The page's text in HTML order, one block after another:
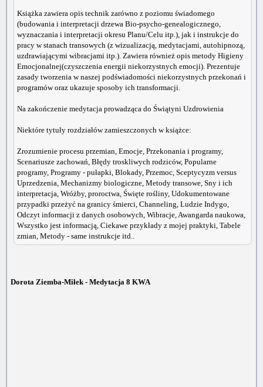
Książka zawiera opis technik zarówno z poziomu świadomego
(budowania i interpretacji drzewa Bio-psycho-genealogicznego,
wyznaczania i interpretacji okresu Planu/Celu itp.), jak i instrukcje do
pracy w stanach transowych (z wizualizacją, medytacjami, autohipnozą,
uzdrawiającymi wibracjami itp.). Zawiera również opis metody Higieny
Emocjonalnej(czyszczenia energii niekorzystnych emocji). Prezentuje
zasady tworzenia w naszej podświadomości niekorzystnych przekonań i
programów oraz ukazuje sposoby ich transformacji.
Na zakończenie medytacja prowadząca do Świątyni Uzdrowienia
Niektóre tytuły rozdziałów zamieszczonych w książce:
Zrozumienie procesu przemian, Emocje, Przekonania i programy,
Scenariusze zachowań, Błędy troskliwych rodziców, Popularne
programy, Programy - pułapki, Blokady, Przemoc, Sceptycyzm versus
Uprzedzenia, Mechanizmy biologiczne, Metody transowe, Sny i ich
interpretacja, Wróżby, proroctwa, Święte rośliny, Udokumentowane
przypadki przeżyć na granicy śmierci, Channeling, Ludzie Indygo,
Odczyt informacji z danych osobowych, Wibracje, Awangarda naukowa,
Wszystko jest informacją, Ciekawe przykłady z mojej praktyki, Tabele
zmian, Metody - same instrukcje itd..
Dorota Ziemba-Miłek - Medytacja 8 KWA